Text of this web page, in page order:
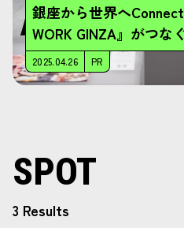
銀座から世界へ
WORK GINZA』がつな
2025.04.26 PR
SPOT
3 Results